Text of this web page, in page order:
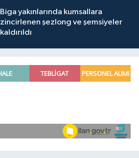
Biga yakınlarında kumsallara
zincirlenen şezlong ve şemsiyeler
kaldırıldı